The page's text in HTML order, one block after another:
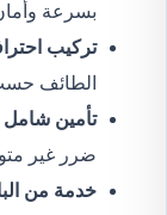
بسرعة
تركيب
الطائف
تأمين شامل
ضرر غير
خدمة من